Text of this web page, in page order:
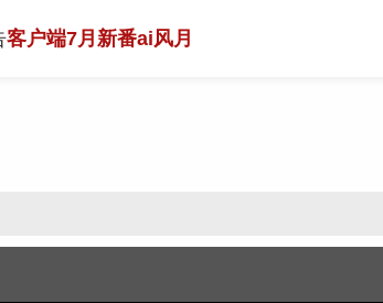
客户端7月新番ai风月